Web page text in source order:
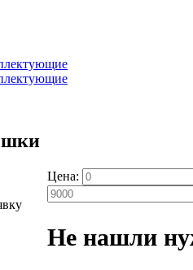
Цена:
Не нашли